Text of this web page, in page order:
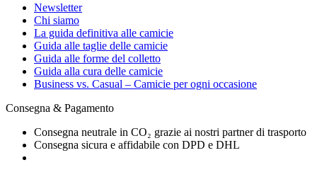
Newsletter
Chi siamo
La guida definitiva alle camicie
Guida alle taglie delle camicie
Guida alle forme del colletto
Guida alla cura delle camicie
Business vs. Casual – Camicie per ogni occasione
Consegna & Pagamento
Consegna neutrale in CO₂ grazie ai nostri partner di trasporto
Consegna sicura e affidabile con DPD e DHL